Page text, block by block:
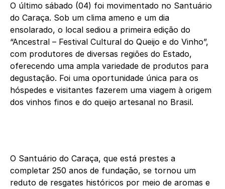
O último sábado (04) foi movimentado no Santuário
do Caraça. Sob um clima ameno e um dia
ensolarado, o local sediou a primeira edição do
“Ancestral – Festival Cultural do Queijo e do Vinho”,
com produtores de diversas regiões do Estado,
oferecendo uma ampla variedade de produtos para
degustação. Foi uma oportunidade única para os
hóspedes e visitantes fazerem uma viagem à origem
dos vinhos finos e do queijo artesanal no Brasil.
O Santuário do Caraça, que está prestes a
completar 250 anos de fundação, se tornou um
reduto de resgates históricos por meio de aromas e